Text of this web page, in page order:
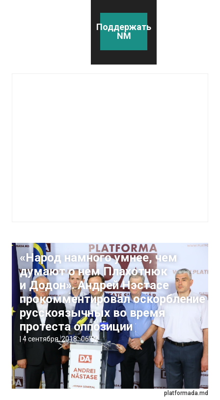
Поддержать
NM
platformada.md
«Народ намного умнее, чем
думают о нем Плахотнюк
и Додон». Андрей Нэстасе
прокомментировал оскорбление
русскоязычных во время
протеста оппозиции
4 сентября, 2018 06:52